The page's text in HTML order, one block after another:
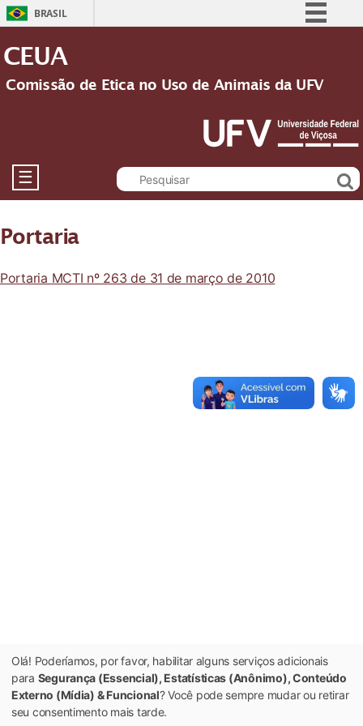
BRASIL
Participe
Acesso à informação
Legislação
Canais
CEUA
Comissão de Etica no Uso de Animais da UFV
☰
Portaria
Portaria MCTI nº 263 de 31 de março de 2010
Olá! Poderíamos, por favor, habilitar alguns serviços adicionais
para Segurança (Essencial), Estatísticas (Anônimo), Conteúdo
Externo (Mídia) & Funcional? Você pode sempre mudar ou retirar
seu consentimento mais tarde.